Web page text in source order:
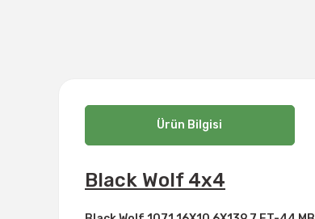
Ürün Bilgisi
Black Wolf 4x4